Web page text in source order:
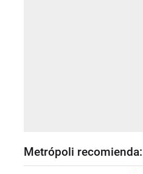
Metrópoli recomienda: